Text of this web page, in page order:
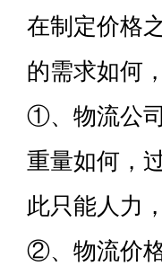
在制定价格
的需求如何
①、物流公
重量如何，
此只能人力
②、物流价